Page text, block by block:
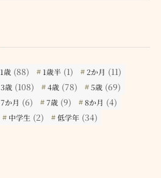
1歳 (88) 1歳半 (1) 2か月 (11)
3歳 (108) 4歳 (78) 5歳 (69)
7か月 (6) 7歳 (9) 8か月 (4)
中学生 (2) 低学年 (34)